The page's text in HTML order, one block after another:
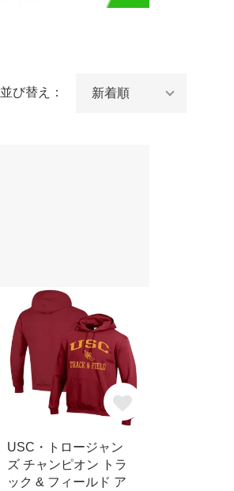
並び替え：
USC・トロージャン
ズ チャンピオン トラ
ック & フィールド ア